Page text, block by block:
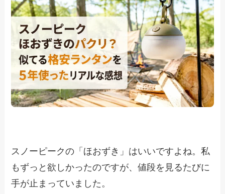
スノーピークの「ほおずき」はいいですよね。私
もずっと欲しかったのですが、値段を見るたびに
手が止まっていました。